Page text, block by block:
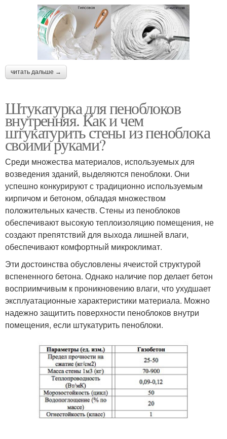
читать дальше →
Штукатурка для пеноблоков
внутренняя. Как и чем
штукатурить стены из пеноблока
своими руками?
Среди множества материалов, используемых для
возведения зданий, выделяются пеноблоки. Они
успешно конкурируют с традиционно используемым
кирпичом и бетоном, обладая множеством
положительных качеств. Стены из пеноблоков
обеспечивают высокую теплоизоляцию помещения, не
создают препятствий для выхода лишней влаги,
обеспечивают комфортный микроклимат.
Эти достоинства обусловлены ячеистой структурой
вспененного бетона. Однако наличие пор делает бетон
восприимчивым к проникновению влаги, что ухудшает
эксплуатационные характеристики материала. Можно
надежно защитить поверхности пеноблоков внутри
помещения, если штукатурить пеноблоки.